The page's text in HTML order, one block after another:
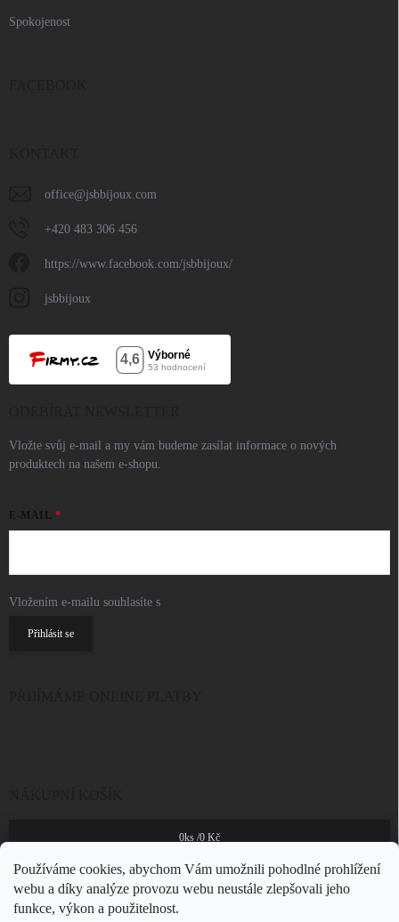
Používáme cookies, abychom Vám umožnili pohodlné prohlížení
webu a díky analýze provozu webu neustále zlepšovali jeho
funkce, výkon a použitelnost.
Spokojenost
office@jsbbijoux.com
+420 483 306 456
https://www.facebook.com/jsbbijoux/
jsbbijoux
Vložte svůj e-mail a my vám budeme zasílat informace o nových
produktech na našem e-shopu.
E-MAIL
Vložením e-mailu souhlasíte s
Přihlásit se
0ks /0 Kč